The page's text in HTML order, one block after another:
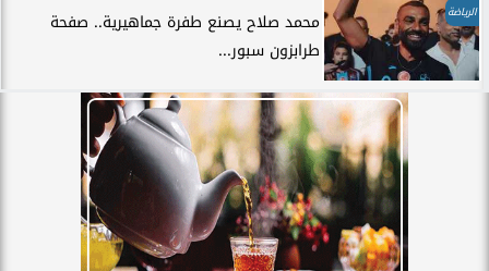
الرياضة
محمد صلاح يصنع طفرة جماهيرية.. صفحة
طرابزون سبور...